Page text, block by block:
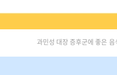
과민성 대장 증후군에 좋은